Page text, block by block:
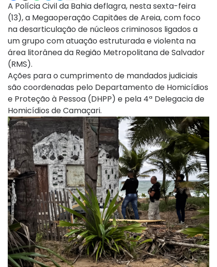
A Polícia Civil da Bahia deflagra, nesta sexta-feira
(13), a Megaoperação Capitães de Areia, com foco
na desarticulação de núcleos criminosos ligados a
um grupo com atuação estruturada e violenta na
área litorânea da Região Metropolitana de Salvador
(RMS).
Ações para o cumprimento de mandados judiciais
são coordenadas pelo Departamento de Homicídios
e Proteção à Pessoa (DHPP) e pela 4ª Delegacia de
Homicídios de Camaçari.